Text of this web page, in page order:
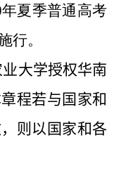
年夏季普通高考
行。
大学授权华南
程若与国家和
则以国家和各